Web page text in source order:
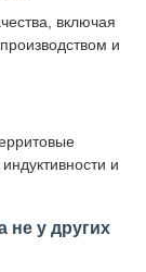
включая
и
и
не у других